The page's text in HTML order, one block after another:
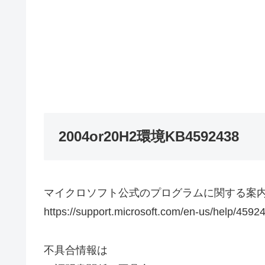
2004or20H2環境KB4592438
マイクロソフト公式のプログラムに関する案
https://support.microsoft.com/en-us/help/
不具合情報は